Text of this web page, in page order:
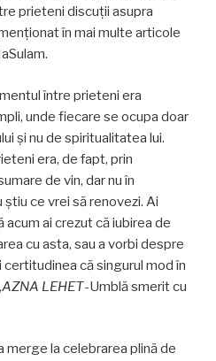
prieteni discuții asupra
în mai multe articole
între prieteni era
unde fiecare se ocupa doar
și nu de spiritualitatea lui.
era, de fapt, prin
de vin, dar nu în
știu ce vrei să renovezi. Ai
acum ai crezut că iubirea de
cu asta, sau a vorbi despre
că singurul mod în
AZNA LEHET-Umblă smerit cu
merge la celebrarea plină de